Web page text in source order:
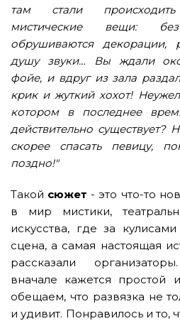
там стали
мистические вещи:
обрушиваются декорации,
душу звуки… Вы ждали
фойе, и вдруг из зала
крик и жуткий хохот!
котором в последнее
действительно существует?
скорее спасать певицу,
поздно!"
Такой сюжет - это что-то
в мир мистики,
искусства, где за
сцена, а самая настоящая
рассказали
вначале кажется простой
обещаем, что развязка не
и удивит. Понравилось и то,